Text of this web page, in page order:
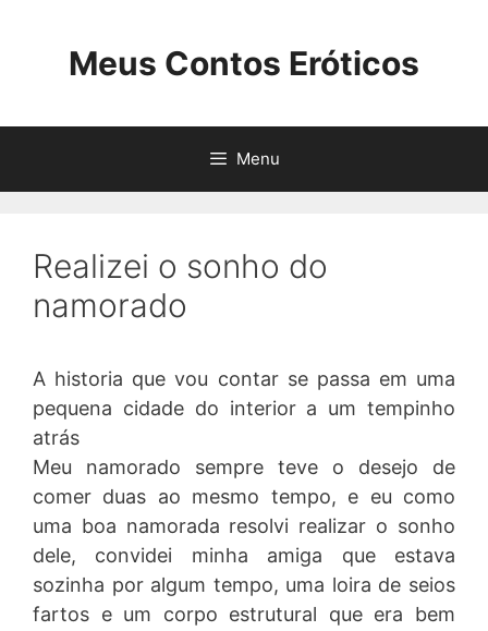
Meus Contos Eróticos
Menu
Realizei o sonho do
namorado
A historia que vou contar se passa em uma
pequena cidade do interior a um tempinho
atrás
Meu namorado sempre teve o desejo de
comer duas ao mesmo tempo, e eu como
uma boa namorada resolvi realizar o sonho
dele, convidei minha amiga que estava
sozinha por algum tempo, uma loira de seios
fartos e um corpo estrutural que era bem